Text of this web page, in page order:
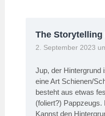
The
2. September 2023
Jup, der Hintergrund
eine Art Schienen/
besteht aus etwas
(foliert?)
Kannst den